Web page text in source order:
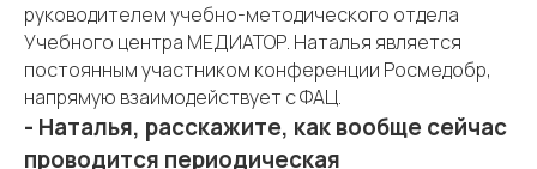
руководителем учебно-методического отдела
Учебного центра МЕДИАТОР. Наталья является
постоянным участником конференции Росмедобр,
напрямую взаимодействует с ФАЦ.
- Наталья, расскажите, как вообще сейчас
проводится периодическая